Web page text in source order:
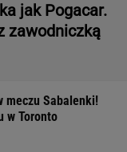
jak Pogacar.
zawodniczką
meczu Sabalenki!
w Toronto